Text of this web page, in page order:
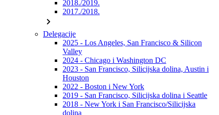
2018./2019.
2017./2018.
chevron_right
Delegacije
2025 - Los Angeles, San Francisco & Silicon
Valley
2024 - Chicago i Washington DC
2023 - San Francisco, Silicijska dolina, Austin i
Houston
2022 - Boston i New York
2019 - San Francisco, Silicijska dolina i Seattle
2018 - New York i San Francisco/Silicijska
dolina